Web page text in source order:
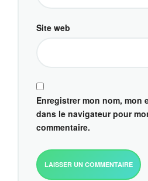
Site web
Enregistrer mon nom, mon
dans le navigateur pour
commentaire.